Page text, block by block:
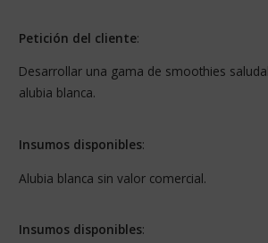
Petición del cliente:
Desarrollar una gama de smoothies
alubia blanca.
Insumos disponibles:
Alubia blanca sin valor comercial.
Insumos disponibles: